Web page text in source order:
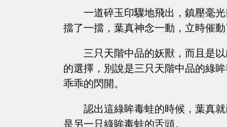
一道碎玉印驟地飛出，鎮壓毫
擋了一擋，葉真神念一動，立時催
三只天階中品的妖獸，而且是
的選擇，別說是三只天階中品的綠
乖乖的閃開。
認出這綠眸毒蛙的時候，葉真
是另一只綠眸毒蛙的舌頭。